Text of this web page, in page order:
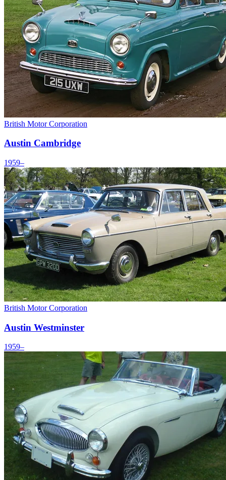
British Motor Corporation
Austin Cambridge
1959–
British Motor Corporation
Austin Westminster
1959–